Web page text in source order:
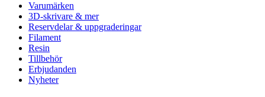
Varumärken
3D-skrivare & mer
Reservdelar & uppgraderingar
Filament
Resin
Tillbehör
Erbjudanden
Nyheter